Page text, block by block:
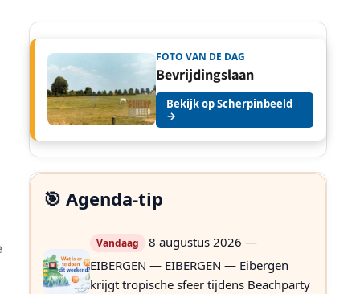
FOTO VAN DE DAG
Bevrijdingslaan
Bekijk op Scherpinbeeld
→
🎯 Agenda-tip
Vandaag
8 augustus 2026 —
EIBERGEN — EIBERGEN — Eibergen
krijgt tropische sfeer tijdens Beachparty